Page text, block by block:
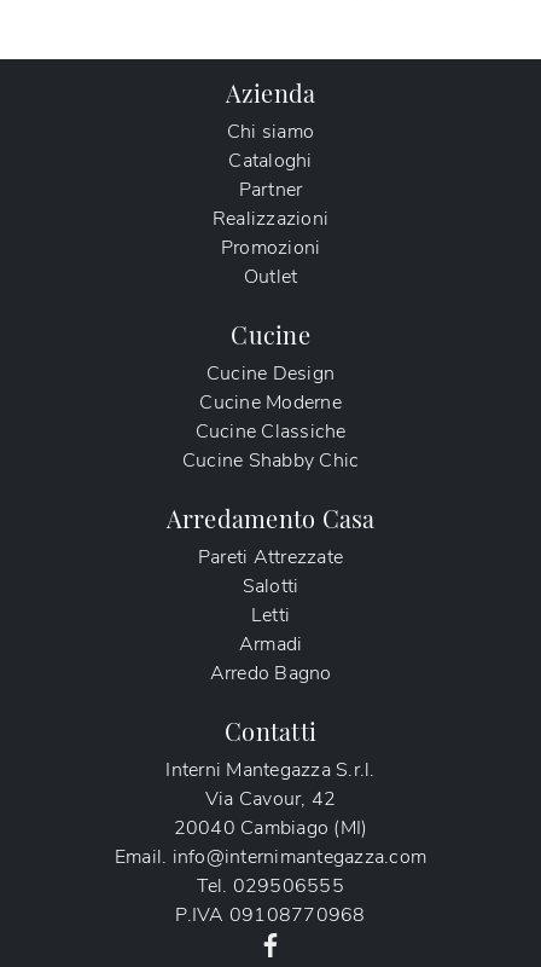
Azienda
Chi siamo
Cataloghi
Partner
Realizzazioni
Promozioni
Outlet
Cucine
Cucine Design
Cucine Moderne
Cucine Classiche
Cucine Shabby Chic
Arredamento Casa
Pareti Attrezzate
Salotti
Letti
Armadi
Arredo Bagno
Contatti
Interni Mantegazza S.r.l.
Via Cavour, 42
20040 Cambiago (MI)
Email. info@internimantegazza.com
Tel. 029506555
P.IVA 09108770968